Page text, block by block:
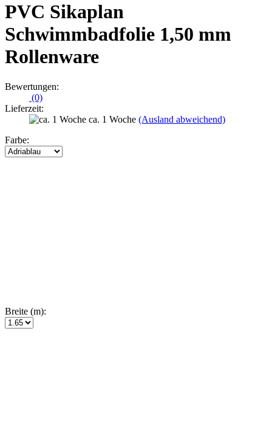
PVC Sikaplan
Schwimmbadfolie 1,50 mm
Rollenware
Bewertungen:
(0)
Lieferzeit:
ca. 1 Woche (Ausland abweichend)
Farbe:
Breite (m):